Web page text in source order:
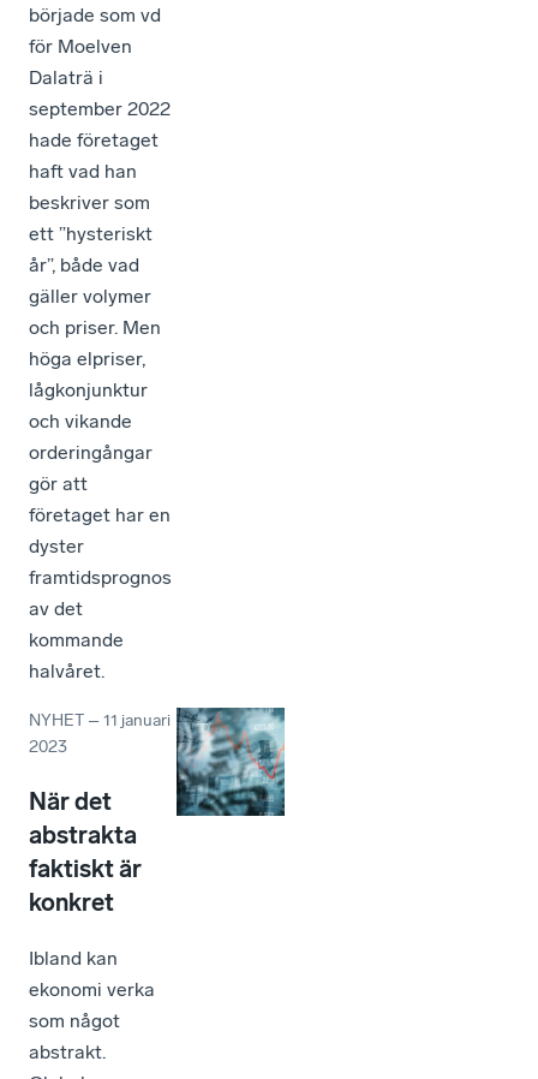
började som vd
för Moelven
Dalaträ i
september 2022
hade företaget
haft vad han
beskriver som
ett ”hysteriskt
år”, både vad
gäller volymer
och priser. Men
höga elpriser,
lågkonjunktur
och vikande
orderingångar
gör att
företaget har en
dyster
framtidsprognos
av det
kommande
halvåret.
NYHET –11 januari
2023
När det
abstrakta
faktiskt är
konkret
Ibland kan
ekonomi verka
som något
abstrakt.